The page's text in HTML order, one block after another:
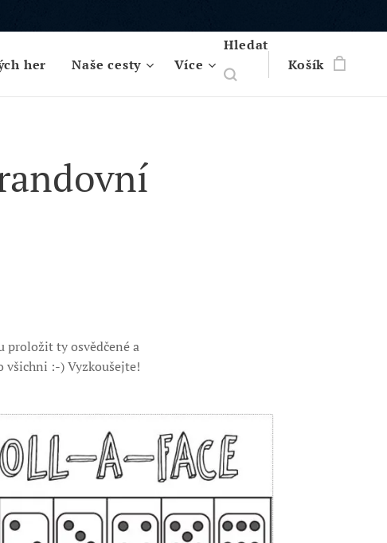
her Naše cesty Více
Hledat
Košík
proložit ty osvědčené a
všichni :-) Vyzkoušejte!